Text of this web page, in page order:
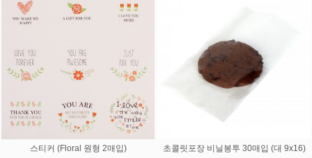
스티커 (Floral 원형 2매입)
초콜릿포장 비닐봉투 30매입 (대 9x16)